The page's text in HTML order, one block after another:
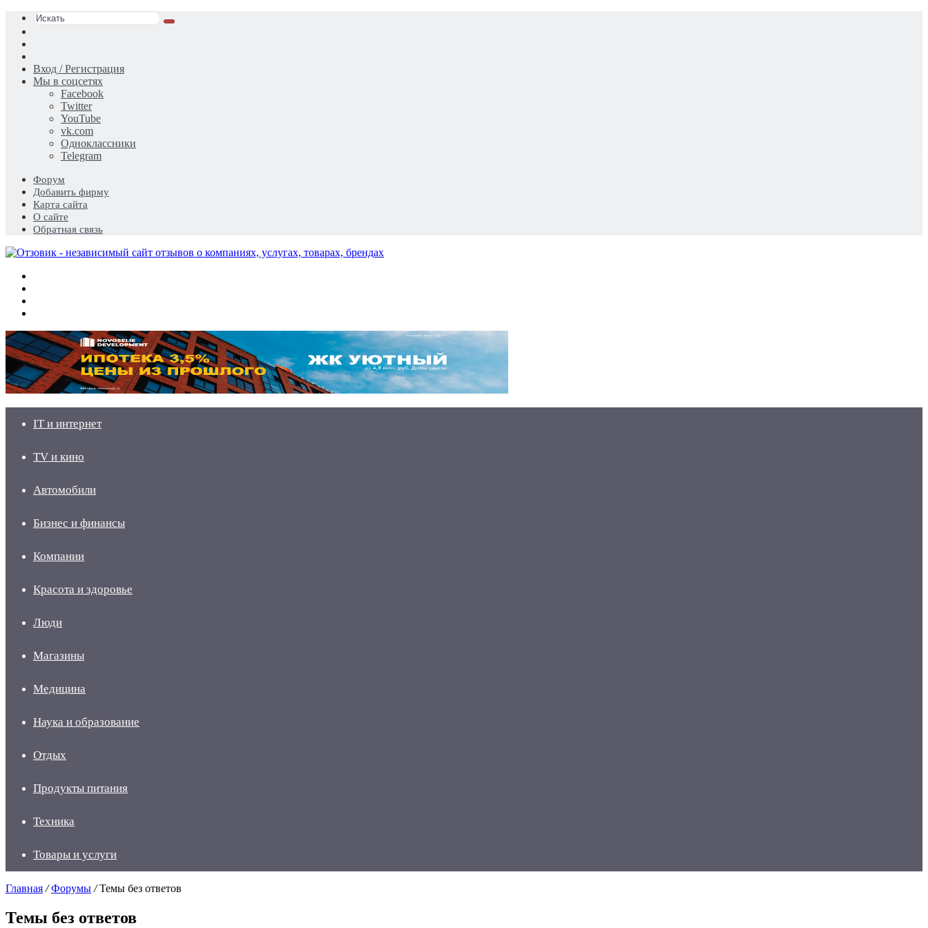
Искать
статья
Вход / Регистрация
Мы в соцсетях
Facebook
Twitter
YouTube
vk.com
Одноклассники
Telegram
Форум
Добавить фирму
Карта сайта
О сайте
Обратная связь
IT и интернет
TV и кино
Автомобили
Бизнес и финансы
Компании
Красота и здоровье
Люди
Магазины
Медицина
Наука и образование
Отдых
Продукты питания
Техника
Товары и услуги
Главная / Форумы / Темы без ответов
Темы без ответов